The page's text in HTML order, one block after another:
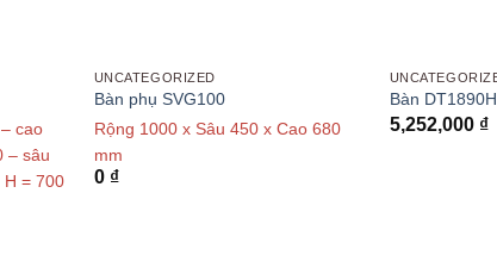
cao
– sâu
= 700
UNCATEGORIZED
Bàn phụ SVG100
Rộng 1000 x Sâu 450 x Cao 680
mm
0 ₫
Bàn
5,252,000 ₫